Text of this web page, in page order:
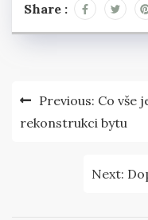
Share :
Navigace
pro
Previous: Co vše
rekonstrukci bytu
Next: